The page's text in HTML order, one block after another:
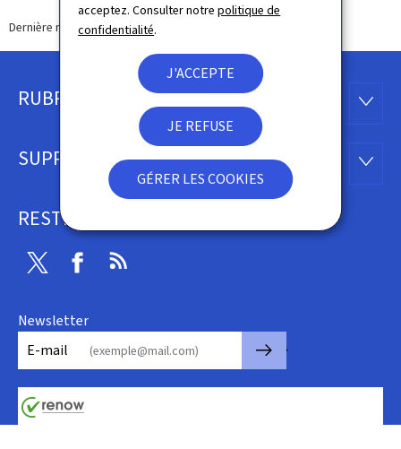
acceptez. Consulter notrepolitique de
confidentialité.
J'ACCEPTE
JE REFUSE
GÉRER LES COOKIES
Dernière modification le12.09.2024
Pied
page
RUBRIQUES
SUPPORT
RESTEZ CONNECTÉ
Twitter Facebook
Newsletter
E-mail
🡒